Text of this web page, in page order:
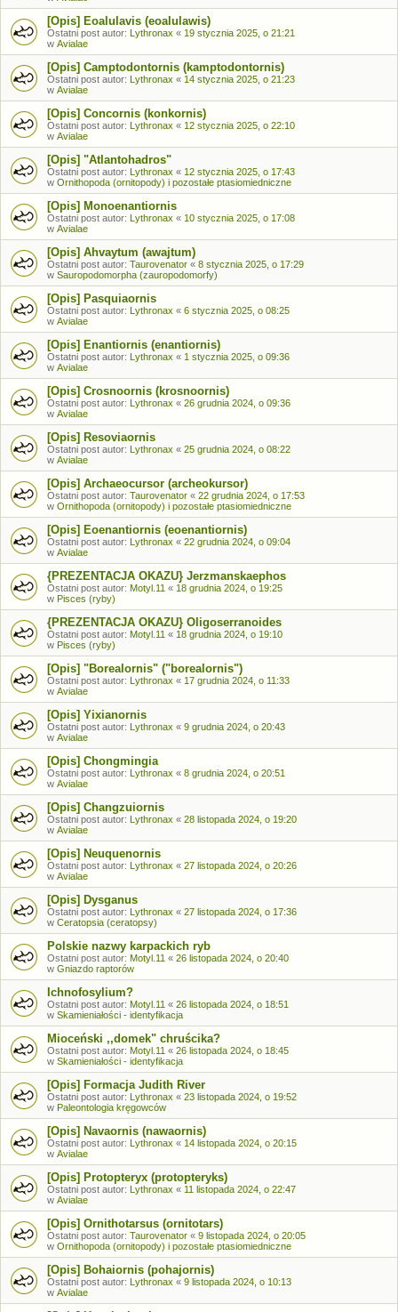
[Opis] Eoalulavis (eoalulawis)
Ostatni post autor: Lythronax « 19 stycznia 2025, o 21:21
w Avialae
[Opis] Camptodontornis (kamptodontornis)
Ostatni post autor: Lythronax « 14 stycznia 2025, o 21:23
w Avialae
[Opis] Concornis (konkornis)
Ostatni post autor: Lythronax « 12 stycznia 2025, o 22:10
w Avialae
[Opis] "Atlantohadros"
Ostatni post autor: Lythronax « 12 stycznia 2025, o 17:43
w Ornithopoda (ornitopody) i pozostałe ptasiomiedniczne
[Opis] Monoenantiornis
Ostatni post autor: Lythronax « 10 stycznia 2025, o 17:08
w Avialae
[Opis] Ahvaytum (awajtum)
Ostatni post autor: Taurovenator « 8 stycznia 2025, o 17:29
w Sauropodomorpha (zauropodomorfy)
[Opis] Pasquiaornis
Ostatni post autor: Lythronax « 6 stycznia 2025, o 08:25
w Avialae
[Opis] Enantiornis (enantiornis)
Ostatni post autor: Lythronax « 1 stycznia 2025, o 09:36
w Avialae
[Opis] Crosnoornis (krosnoornis)
Ostatni post autor: Lythronax « 26 grudnia 2024, o 09:36
w Avialae
[Opis] Resoviaornis
Ostatni post autor: Lythronax « 25 grudnia 2024, o 08:22
w Avialae
[Opis] Archaeocursor (archeokursor)
Ostatni post autor: Taurovenator « 22 grudnia 2024, o 17:53
w Ornithopoda (ornitopody) i pozostałe ptasiomiedniczne
[Opis] Eoenantiornis (eoenantiornis)
Ostatni post autor: Lythronax « 22 grudnia 2024, o 09:04
w Avialae
{PREZENTACJA OKAZU} Jerzmanskaephos
Ostatni post autor: Motyl.11 « 18 grudnia 2024, o 19:25
w Pisces (ryby)
{PREZENTACJA OKAZU} Oligoserranoides
Ostatni post autor: Motyl.11 « 18 grudnia 2024, o 19:10
w Pisces (ryby)
[Opis] "Borealornis" ("borealornis")
Ostatni post autor: Lythronax « 17 grudnia 2024, o 11:33
w Avialae
[Opis] Yixianornis
Ostatni post autor: Lythronax « 9 grudnia 2024, o 20:43
w Avialae
[Opis] Chongmingia
Ostatni post autor: Lythronax « 8 grudnia 2024, o 20:51
w Avialae
[Opis] Changzuiornis
Ostatni post autor: Lythronax « 28 listopada 2024, o 19:20
w Avialae
[Opis] Neuquenornis
Ostatni post autor: Lythronax « 27 listopada 2024, o 20:26
w Avialae
[Opis] Dysganus
Ostatni post autor: Lythronax « 27 listopada 2024, o 17:36
w Ceratopsia (ceratopsy)
Polskie nazwy karpackich ryb
Ostatni post autor: Motyl.11 « 26 listopada 2024, o 20:40
w Gniazdo raptorów
Ichnofosylium?
Ostatni post autor: Motyl.11 « 26 listopada 2024, o 18:51
w Skamieniałości - identyfikacja
Mioceński ,,domek" chruścika?
Ostatni post autor: Motyl.11 « 26 listopada 2024, o 18:45
w Skamieniałości - identyfikacja
[Opis] Formacja Judith River
Ostatni post autor: Lythronax « 23 listopada 2024, o 19:52
w Paleontologia kręgowców
[Opis] Navaornis (nawaornis)
Ostatni post autor: Lythronax « 14 listopada 2024, o 20:15
w Avialae
[Opis] Protopteryx (protopteryks)
Ostatni post autor: Lythronax « 11 listopada 2024, o 22:47
w Avialae
[Opis] Ornithotarsus (ornitotars)
Ostatni post autor: Taurovenator « 9 listopada 2024, o 20:05
w Ornithopoda (ornitopody) i pozostałe ptasiomiedniczne
[Opis] Bohaiornis (pohajornis)
Ostatni post autor: Lythronax « 9 listopada 2024, o 10:13
w Avialae